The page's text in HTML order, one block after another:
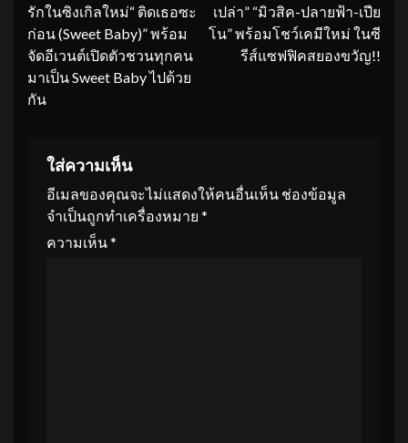
รักในซิงเกิลใหม่“ ติดเธอซะ
ก่อน (Sweet Baby)” พร้อม
จัดอีเวนต์เปิดตัวชวนทุกคน
มาเป็น Sweet Baby ไปด้วย
กัน
เปล่า” “มิวสิค-ปลายฟ้า-เปีย
โน” พร้อมโชว์เคมีใหม่ ในซี
รีส์แซฟฟิคสยองขวัญ!!
ใส่ความเห็น
อีเมลของคุณจะไม่แสดงให้คนอื่นเห็น ช่องข้อมูล
จำเป็นถูกทำเครื่องหมาย *
ความเห็น*